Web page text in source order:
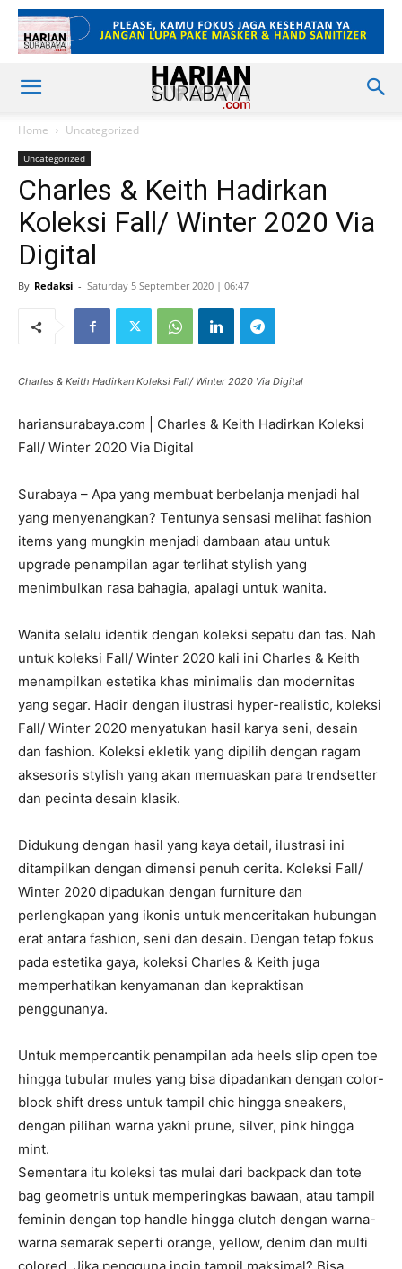
Home Uncategorized
Uncategorized
Charles & Keith Hadirkan
Koleksi Fall/ Winter 2020 Via
Digital
By Redaksi - Saturday 5 September 2020 | 06:47
Charles & Keith Hadirkan Koleksi Fall/ Winter 2020 Via Digital
hariansurabaya.com | Charles & Keith Hadirkan Koleksi
Fall/ Winter 2020 Via Digital
Surabaya – Apa yang membuat berbelanja menjadi hal
yang menyenangkan? Tentunya sensasi melihat fashion
items yang mungkin menjadi dambaan atau untuk
upgrade penampilan agar terlihat stylish yang
menimbulkan rasa bahagia, apalagi untuk wanita.
Wanita selalu identik dengan koleksi sepatu dan tas. Nah
untuk koleksi Fall/ Winter 2020 kali ini Charles & Keith
menampilkan estetika khas minimalis dan modernitas
yang segar. Hadir dengan ilustrasi hyper-realistic, koleksi
Fall/ Winter 2020 menyatukan hasil karya seni, desain
dan fashion. Koleksi ekletik yang dipilih dengan ragam
aksesoris stylish yang akan memuaskan para trendsetter
dan pecinta desain klasik.
Didukung dengan hasil yang kaya detail, ilustrasi ini
ditampilkan dengan dimensi penuh cerita. Koleksi Fall/
Winter 2020 dipadukan dengan furniture dan
perlengkapan yang ikonis untuk menceritakan hubungan
erat antara fashion, seni dan desain. Dengan tetap fokus
pada estetika gaya, koleksi Charles & Keith juga
memperhatikan kenyamanan dan kepraktisan
penggunanya.
Untuk mempercantik penampilan ada heels slip open toe
hingga tubular mules yang bisa dipadankan dengan color-
block shift dress untuk tampil chic hingga sneakers,
dengan pilihan warna yakni prune, silver, pink hingga
mint.
Sementara itu koleksi tas mulai dari backpack dan tote
bag geometris untuk memperingkas bawaan, atau tampil
feminin dengan top handle hingga clutch dengan warna-
warna semarak seperti orange, yellow, denim dan multi